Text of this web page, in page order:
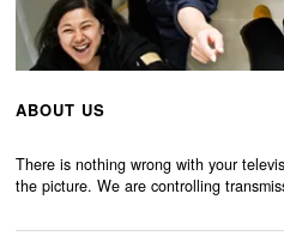
ABOUT US
There is nothing wrong with your
the picture. We are controlling